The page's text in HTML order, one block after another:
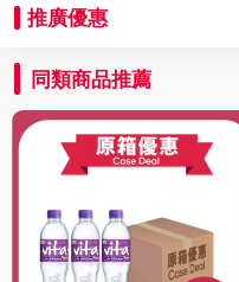
推廣優惠
同類商品推薦